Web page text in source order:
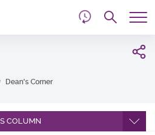
Dean's Corner
COLUMN